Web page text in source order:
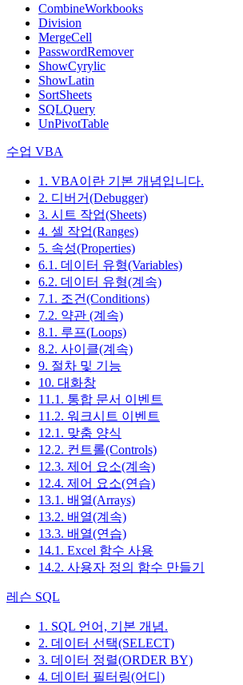
CombineWorkbooks
Division
MergeCell
PasswordRemover
ShowCyrylic
ShowLatin
SortSheets
SQLQuery
UnPivotTable
수업 VBA
1. VBA이란 기본 개념입니다.
2. 디버거(Debugger)
3. 시트 작업(Sheets)
4. 셀 작업(Ranges)
5. 속성(Properties)
6.1. 데이터 유형(Variables)
6.2. 데이터 유형(계속)
7.1. 조건(Conditions)
7.2. 약관 (계속)
8.1. 루프(Loops)
8.2. 사이클(계속)
9. 절차 및 기능
10. 대화창
11.1. 통합 문서 이벤트
11.2. 워크시트 이벤트
12.1. 맞춤 양식
12.2. 컨트롤(Controls)
12.3. 제어 요소(계속)
12.4. 제어 요소(연습)
13.1. 배열(Arrays)
13.2. 배열(계속)
13.3. 배열(연습)
14.1. Excel 함수 사용
14.2. 사용자 정의 함수 만들기
레슨 SQL
1. SQL 언어, 기본 개념.
2. 데이터 선택(SELECT)
3. 데이터 정렬(ORDER BY)
4. 데이터 필터링(어디)